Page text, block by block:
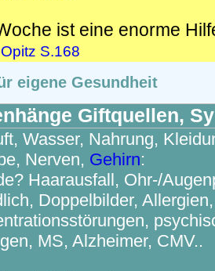
ist eine enorme
Opitz S.168
eigene Gesundheit
Giftquellen,
Wasser, Nahrung,
Nerven, Gehirn:
Haarausfall, Ohr-/
Doppelbilder,
MS, Alzheimer, CMV..